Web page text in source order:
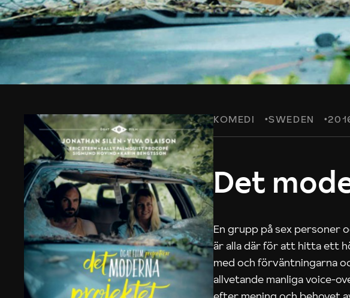
KOMEDI SWEDEN
Det
En grupp på sex personer
är alla där för att hitta ett
med och förväntningarna
allvetande manliga voice-